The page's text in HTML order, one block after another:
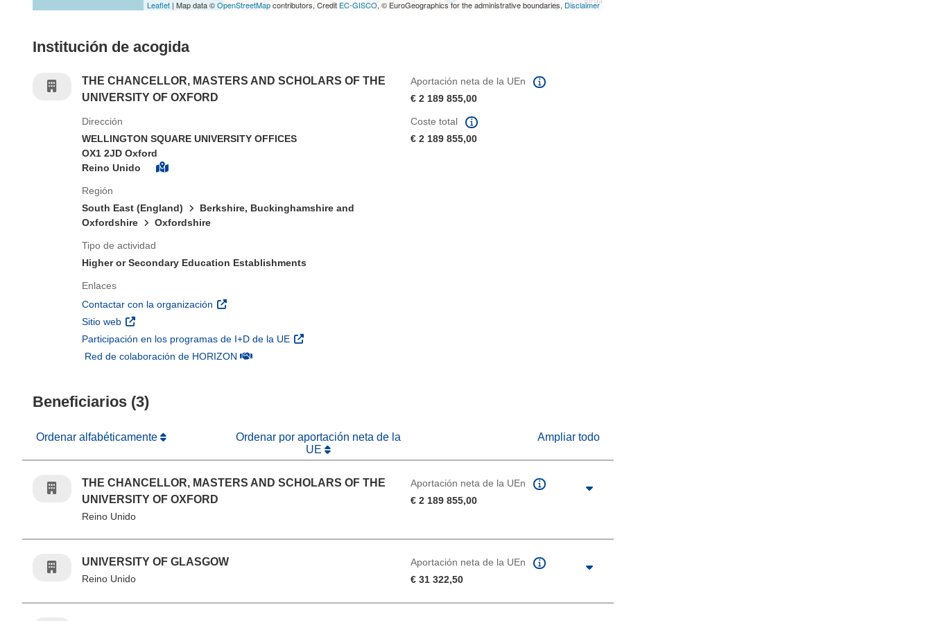
Leaflet | Map data ©OpenStreetMapcontributors, Credit EC-GISCO, © EuroGeographics for the administrative boundaries, Disclaimer
Institución de acogida
THE CHANCELLOR, MASTERS AND SCHOLARS OF THE
UNIVERSITY OF OXFORD
Aportación neta de la UEn
€ 2 189 855,00
Dirección
WELLINGTON SQUARE UNIVERSITY OFFICES
OX1 2JD Oxford
Reino Unido
Región
South East (England)
Berkshire, Buckinghamshire and
Oxfordshire
Oxfordshire
Tipo de actividad
Higher or Secondary Education Establishments
Enlaces
Contactar con la organización (se abrirá en una nueva ventana)
Sitio web (se abrirá en una nueva ventana)
Participación en los programas de I+D de la UE (se abrirá en una nueva ventana)
Red de colaboración de HORIZON(se abrirá en una nueva ventana)
Coste total
€ 2 189 855,00
Beneficiarios (3)
Ordenar alfabéticamente
Ordenar por aportación neta de la
UE
Ampliar todo
THE CHANCELLOR, MASTERS AND SCHOLARS OF THE
UNIVERSITY OF OXFORD
Reino Unido
Aportación neta de la UEn
€ 2 189 855,00
UNIVERSITY OF GLASGOW
Reino Unido
Aportación neta de la UEn
€ 31 322,50